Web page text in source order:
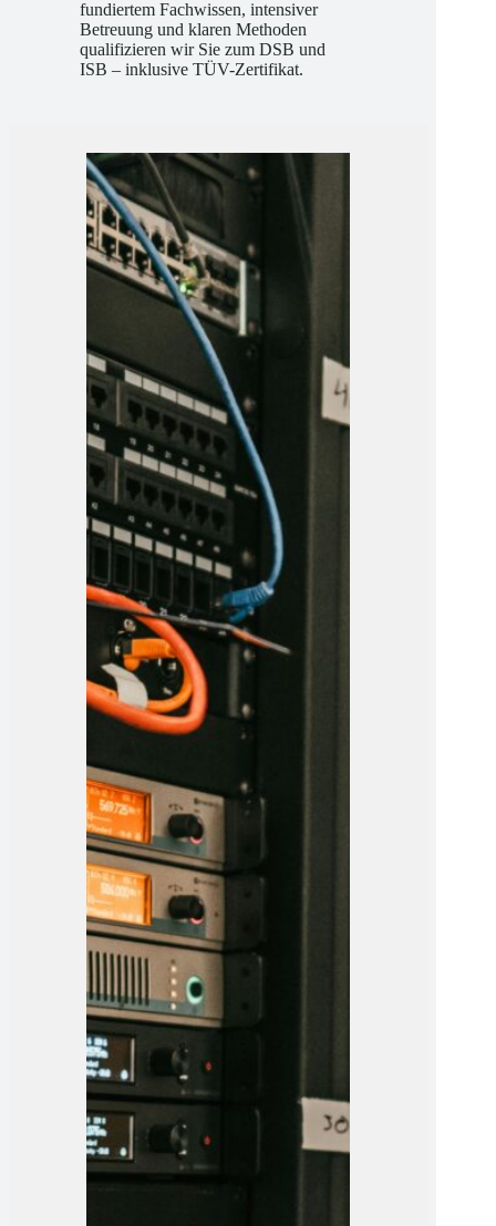
Wir machen Sie fit für die Praxis: Mit
fundiertem Fachwissen, intensiver
Betreuung und klaren Methoden
qualifizieren wir Sie zum DSB und